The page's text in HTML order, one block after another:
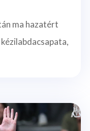
ma hazatért